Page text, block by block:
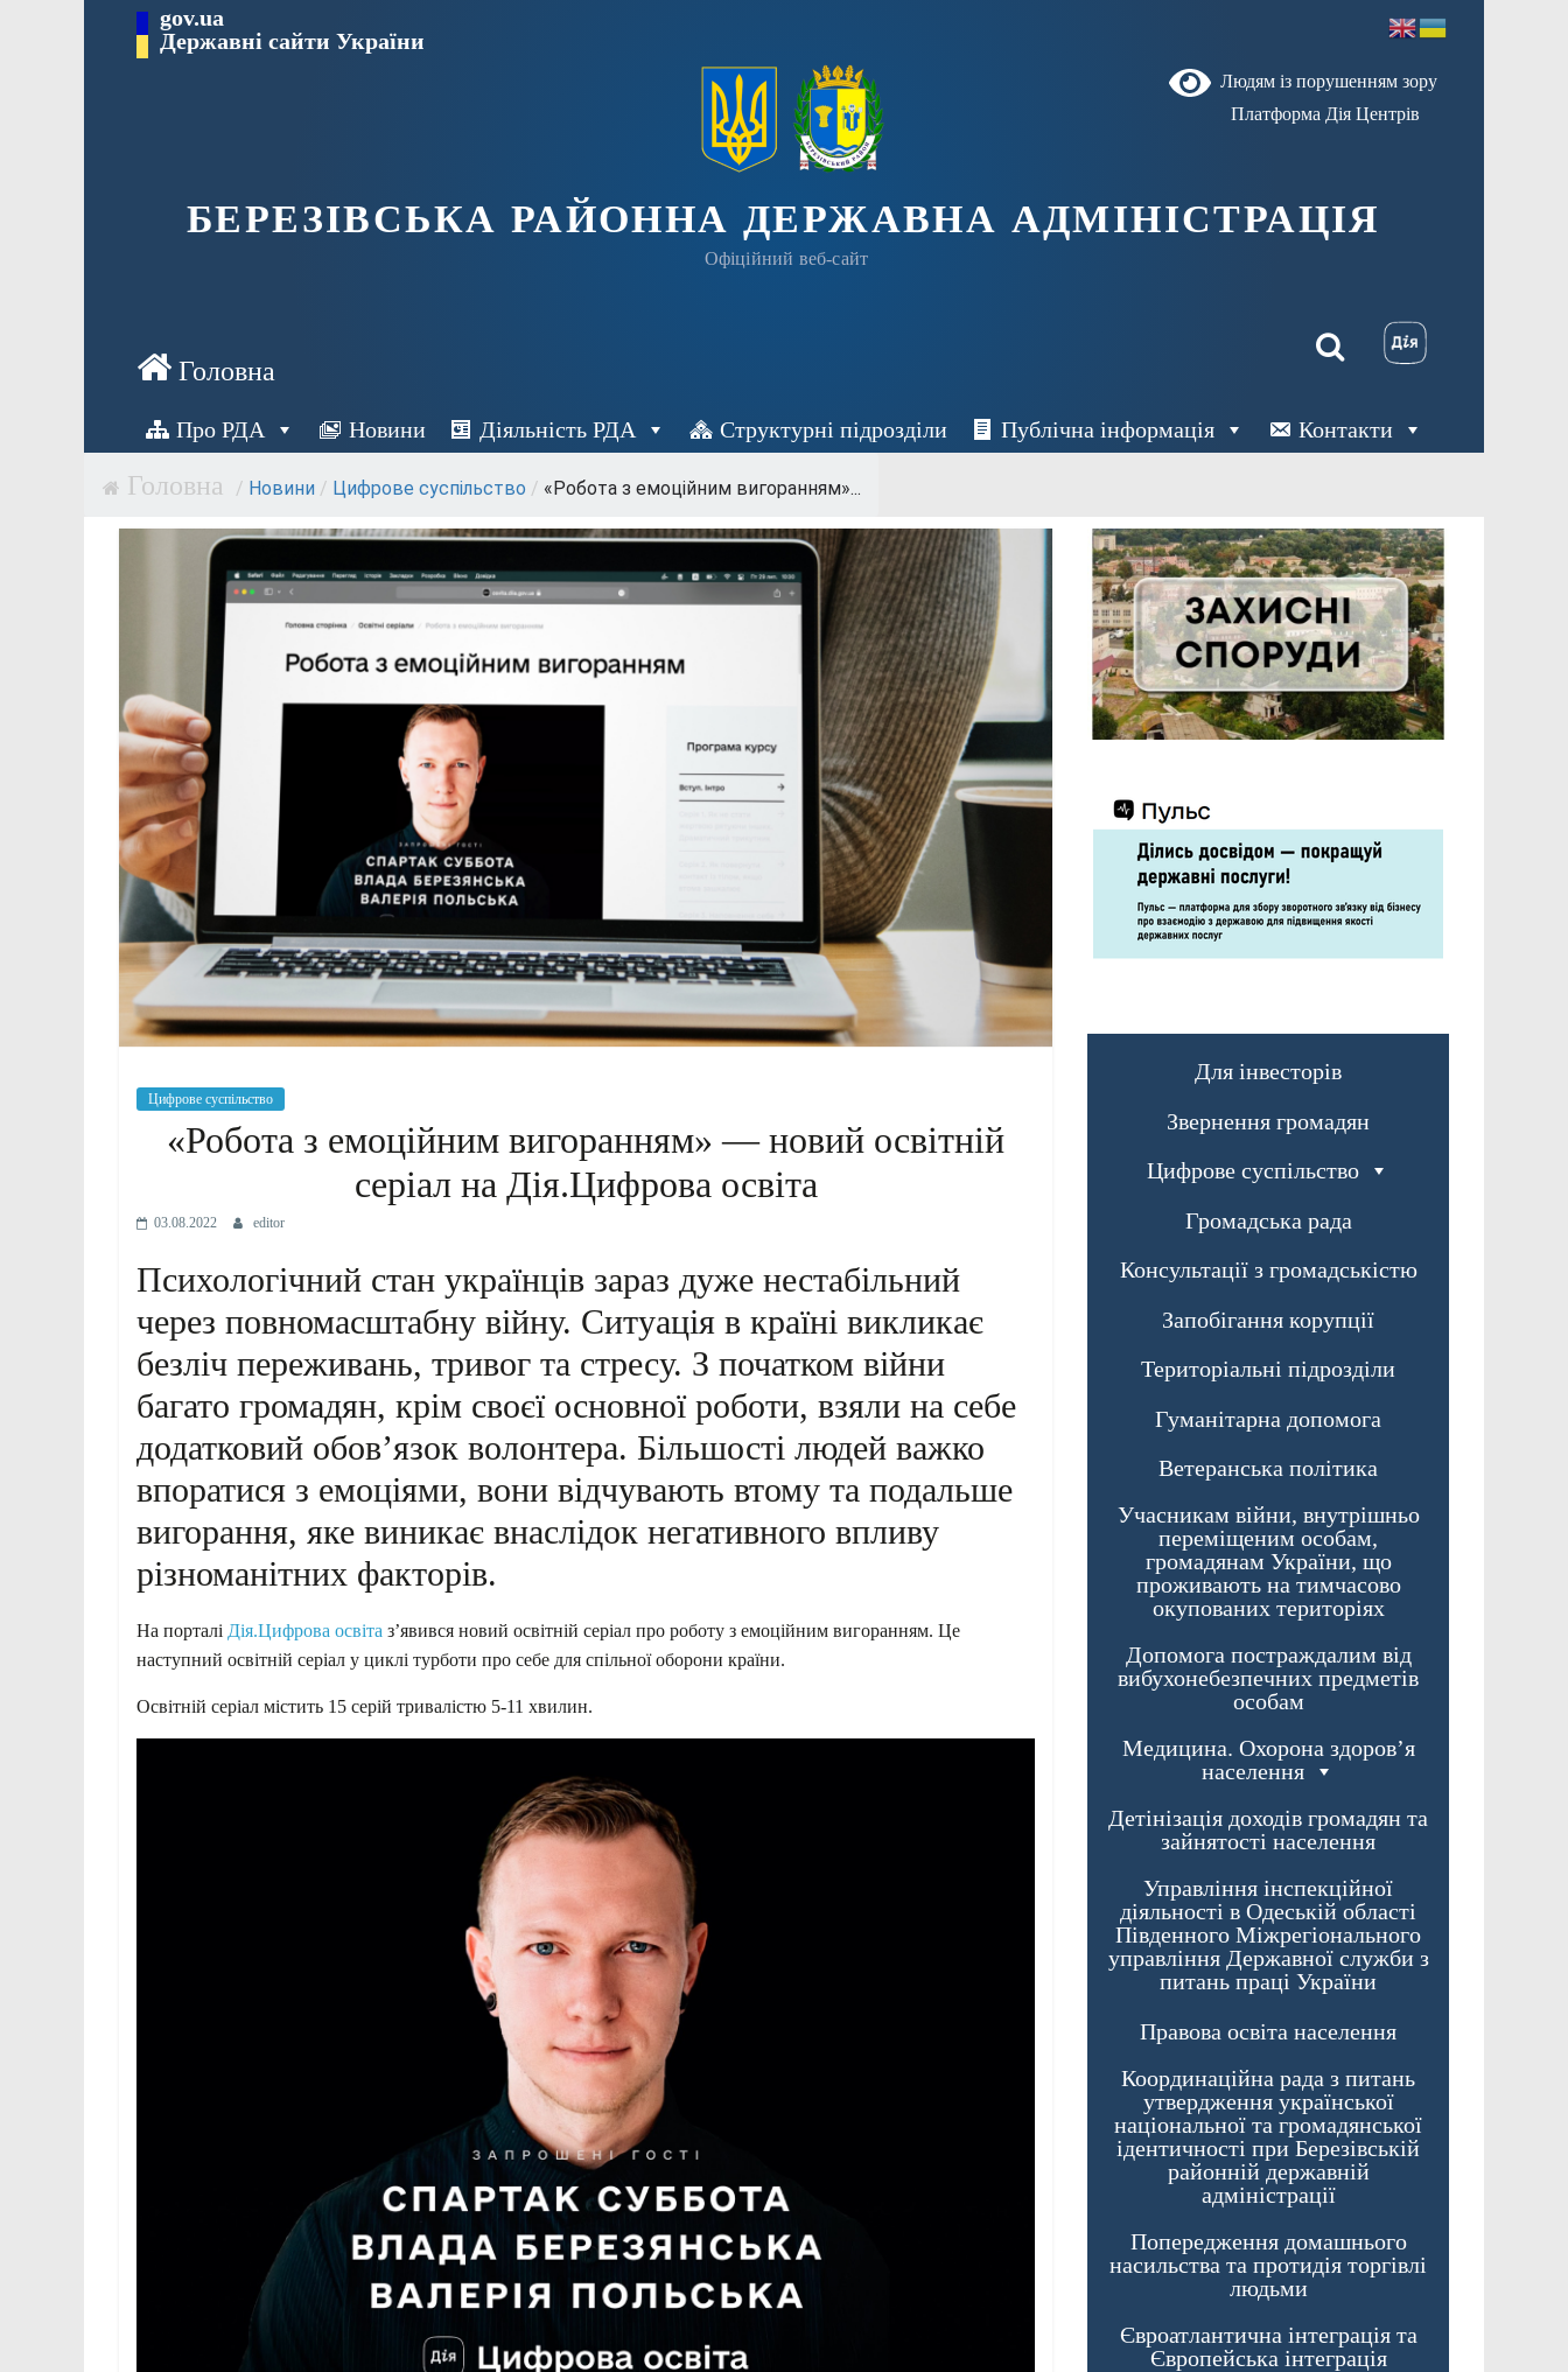
Перейти gov.ua
Державні сайти України
Людям із порушенням зору
Платформа Дія Центрів
БЕРЕЗІВСЬКА РАЙОННА ДЕРЖАВНА АДМІНІСТРАЦІЯ
Офіційний веб-сайт
Про РДА Новини Діяльність РДА Структурні підрозділи Публічна інформація Контакти
/ Новини / Цифрове суспільство / «Робота з емоційним вигоранням»...
Цифрове суспільство
«Робота з емоційним вигоранням» — новий освітній
серіал на Дія.Цифрова освіта
03.08.2022 editor
Психологічний стан українців зараз дуже нестабільний
через повномасштабну війну. Ситуація в країні викликає
безліч переживань, тривог та стресу. З початком війни
багато громадян, крім своєї основної роботи, взяли на себе
додатковий обов’язок волонтера. Більшості людей важко
впоратися з емоціями, вони відчувають втому та подальше
вигорання, яке виникає внаслідок негативного впливу
різноманітних факторів.
На порталі Дія.Цифрова освіта з’явився новий освітній серіал про роботу з емоційним вигоранням. Це
наступний освітній серіал у циклі турботи про себе для спільної оборони країни.
Освітній серіал містить 15 серій тривалістю 5-11 хвилин.
Для інвесторів
Звернення громадян
Цифрове суспільство
Громадська рада
Консультації з громадськістю
Запобігання корупції
Територіальні підрозділи
Гуманітарна допомога
Ветеранська політика
Учасникам війни, внутрішньо
переміщеним особам,
громадянам України, що
проживають на тимчасово
окупованих територіях
Допомога постраждалим від
вибухонебезпечних предметів
особам
Медицина. Охорона здоров’я
населення
Детінізація доходів громадян та
зайнятості населення
Управління інспекційної
діяльності в Одеській області
Південного Міжрегіонального
управління Державної служби з
питань праці України
Правова освіта населення
Координаційна рада з питань
утвердження української
національної та громадянської
ідентичності при Березівській
районній державній
адміністрації
Попередження домашнього
насильства та протидія торгівлі
людьми
Євроатлантична інтеграція та
Європейська інтеграція